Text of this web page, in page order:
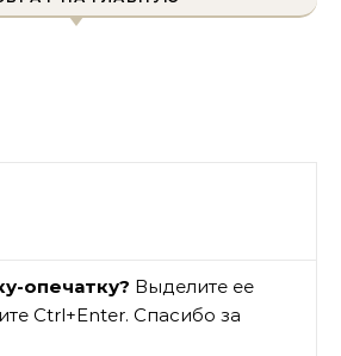
опечатку? Выделите ее
Ctrl+Enter. Спасибо за